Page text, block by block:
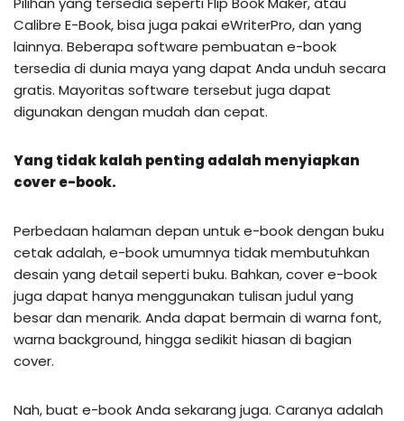
Calibre E-Book, bisa juga pakai eWriterPro, dan yang
lainnya. Beberapa software pembuatan e-book
tersedia di dunia maya yang dapat Anda unduh secara
gratis. Mayoritas software tersebut juga dapat
digunakan dengan mudah dan cepat.
Yang tidak kalah penting adalah menyiapkan
cover e-book.
Perbedaan halaman depan untuk e-book dengan buku
cetak adalah, e-book umumnya tidak membutuhkan
desain yang detail seperti buku. Bahkan, cover e-book
juga dapat hanya menggunakan tulisan judul yang
besar dan menarik. Anda dapat bermain di warna font,
warna background, hingga sedikit hiasan di bagian
cover.
Nah, buat e-book Anda sekarang juga. Caranya adalah